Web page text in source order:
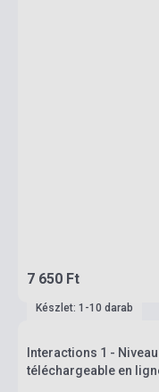
7 650 Ft
Készlet: 1-10 darab
Interactions 1 -
téléchargeable en